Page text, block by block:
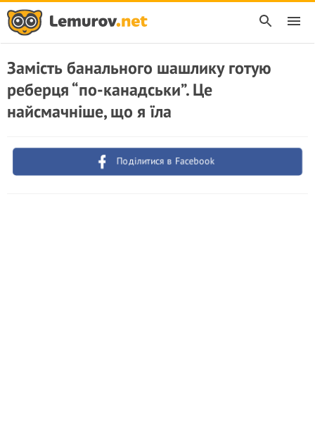
Замість банального шашлику готую
реберця “по-канадськи”. Це
найсмачніше, що я їла
Поділитися в Facebook